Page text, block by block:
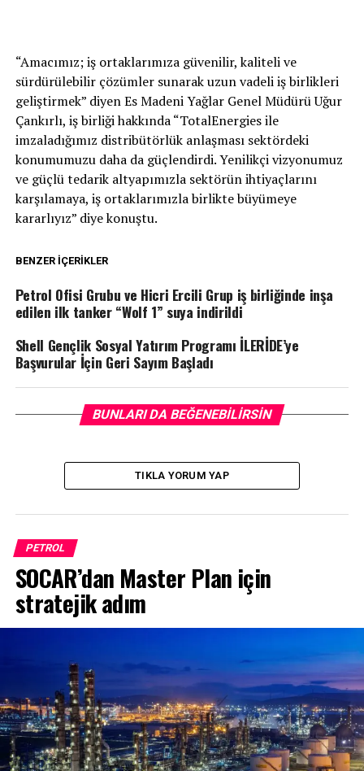
“Amacımız; iş ortaklarımıza güvenilir, kaliteli ve
sürdürülebilir çözümler sunarak uzun vadeli iş birlikleri
geliştirmek” diyen Es Madeni Yağlar Genel Müdürü Uğur
Çankırlı, iş birliği hakkında “TotalEnergies ile
imzaladığımız distribütörlük anlaşması sektördeki
konumumuzu daha da güçlendirdi. Yenilikçi vizyonumuz
ve güçlü tedarik altyapımızla sektörün ihtiyaçlarını
karşılamaya, iş ortaklarımızla birlikte büyümeye
kararlıyız” diye konuştu.
BENZER İÇERIKLER
Petrol Ofisi Grubu ve Hicri Ercili Grup iş birliğinde inşa
edilen ilk tanker “Wolf 1” suya indirildi
Shell Gençlik Sosyal Yatırım Programı İLERİDE’ye
Başvurular İçin Geri Sayım Başladı
BUNLARI DA BEĞENEBILIRSIN
TIKLA YORUM YAP
PETROL
SOCAR’dan Master Plan için
stratejik adım